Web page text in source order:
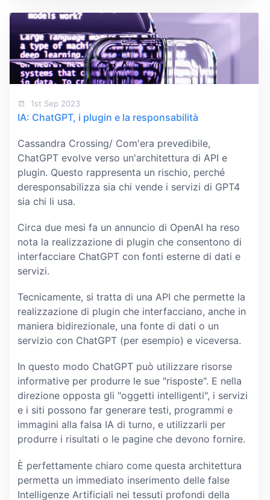
1st Sep 2023
IA: ChatGPT, i plugin e la responsabilità
Cassandra Crossing/ Com'era prevedibile,
ChatGPT evolve verso un'architettura di API e
plugin. Questo rappresenta un rischio, perché
deresponsabilizza sia chi vende i servizi di GPT4
sia chi li usa.
Circa due mesi fa un annuncio di OpenAI ha reso
nota la realizzazione di plugin che consentono di
interfacciare ChatGPT con fonti esterne di dati e
servizi.
Tecnicamente, si tratta di una API che permette la
realizzazione di plugin che interfacciano, anche in
maniera bidirezionale, una fonte di dati o un
servizio con ChatGPT (per esempio) e viceversa.
In questo modo ChatGPT può utilizzare risorse
informative per produrre le sue "risposte". E nella
direzione opposta gli "oggetti intelligenti", i servizi
e i siti possono far generare testi, programmi e
immagini alla falsa IA di turno, e utilizzarli per
produrre i risultati o le pagine che devono fornire.
È perfettamente chiaro come questa architettura
permetta un immediato inserimento delle false
Intelligenze Artificiali nei tessuti profondi della